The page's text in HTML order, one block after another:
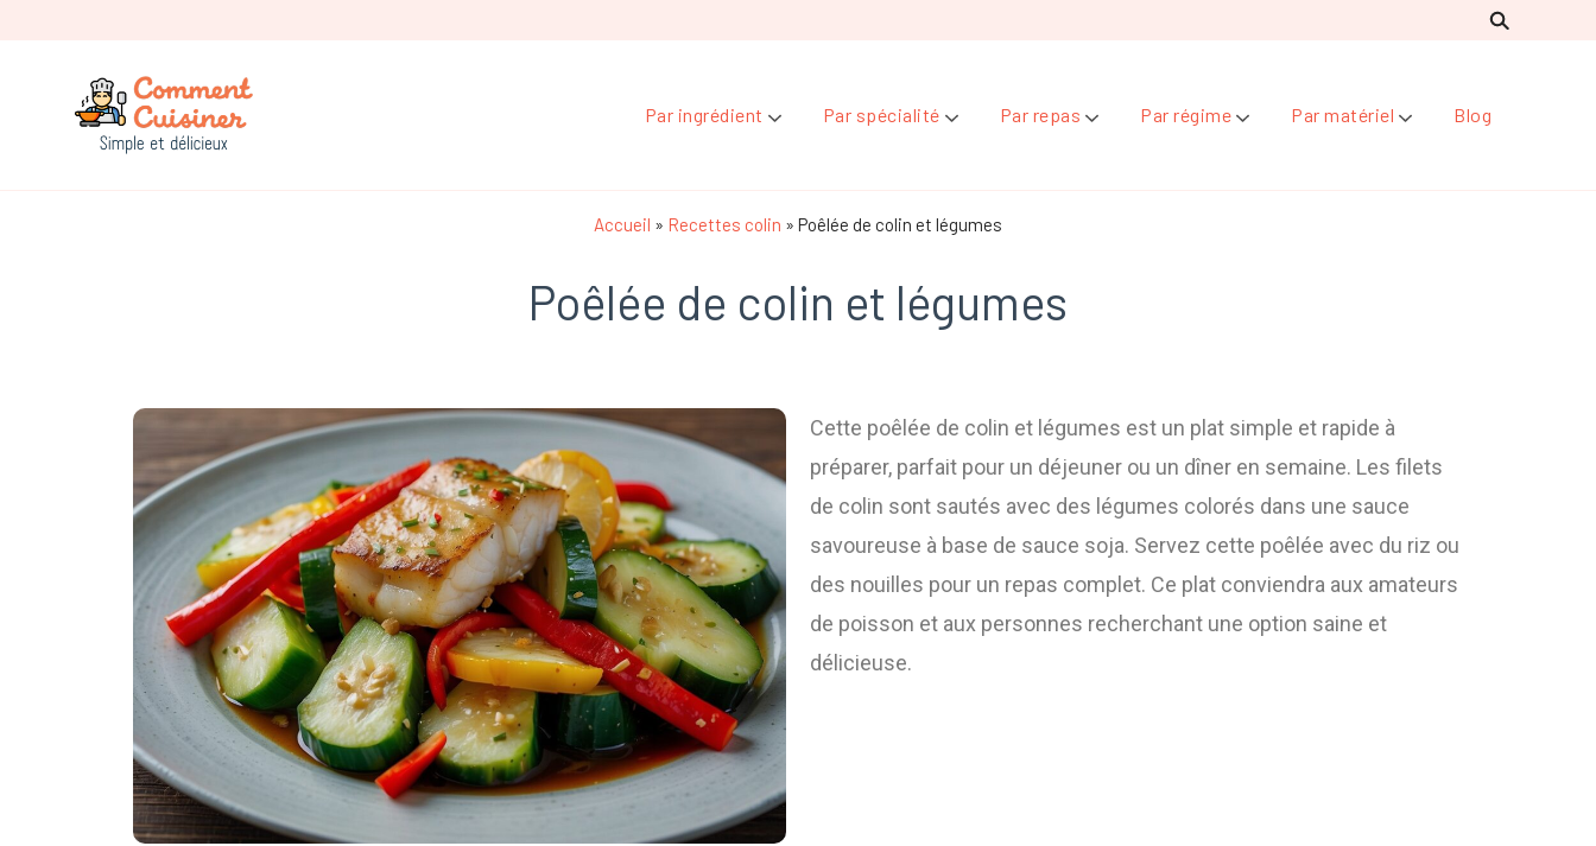
Par ingrédient Par spécialité Par repas Par régime Par matériel Blog
Accueil » Recettes colin » Poêlée de colin et légumes
Poêlée de colin et légumes
Cette poêlée de colin et légumes est un plat simple et rapide à
préparer, parfait pour un déjeuner ou un dîner en semaine. Les filets
de colin sont sautés avec des légumes colorés dans une sauce
savoureuse à base de sauce soja. Servez cette poêlée avec du riz ou
des nouilles pour un repas complet. Ce plat conviendra aux amateurs
de poisson et aux personnes recherchant une option saine et
délicieuse.